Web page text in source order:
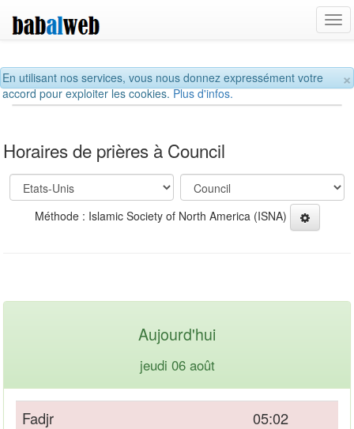
×
En utilisant nos services, vous nous donnez expressément votre
accord pour exploiter les cookies.Plus d'infos.
Horaires de prières à Council
Méthode : Islamic Society of North America (ISNA)
Aujourd'hui
jeudi 06 août
Fadjr
05:02